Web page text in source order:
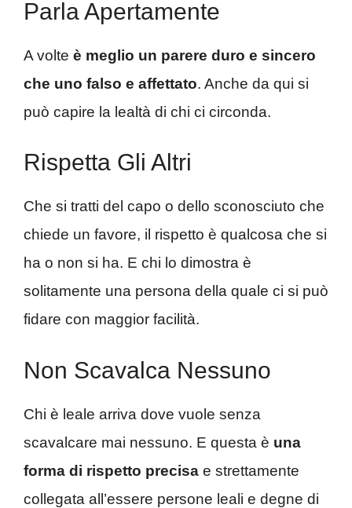
Parla Apertamente
A volte è meglio un parere duro e sincero
che uno falso e affettato. Anche da qui si
può capire la lealtà di chi ci circonda.
Rispetta Gli Altri
Che si tratti del capo o dello sconosciuto che
chiede un favore, il rispetto è qualcosa che si
ha o non si ha. E chi lo dimostra è
solitamente una persona della quale ci si può
fidare con maggior facilità.
Non Scavalca Nessuno
Chi è leale arriva dove vuole senza
scavalcare mai nessuno. E questa è una
forma di rispetto precisa e strettamente
collegata all’essere persone leali e degne di